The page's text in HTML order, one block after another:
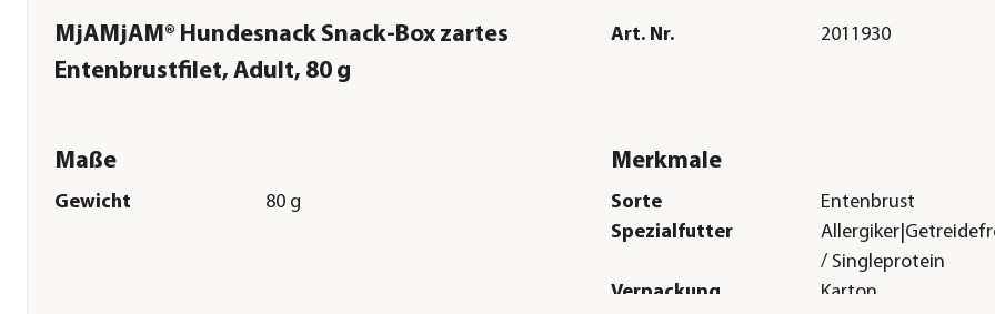
MjAMjAM® Hundesnack Snack-Box zartes
Entenbrustfilet, Adult, 80 g
Art. Nr. 2011930
Maße
Gewicht 80 g
Merkmale
Sorte
Entenbrust
Spezialfutter
/ Singleprotein
Verpackung
Karton